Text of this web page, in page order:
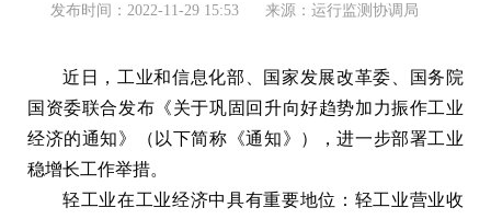
发布时间：2022-11-29 15:53 来源：运行监测协调局
近日，工业和信息化部、国家发展改革委、国务院
国资委联合发布《关于巩固回升向好趋势加力振作工业
经济的通知》（以下简称《通知》），进一步部署工业
稳增长工作举措。
轻工业在工业经济中具有重要地位：轻工业营业收